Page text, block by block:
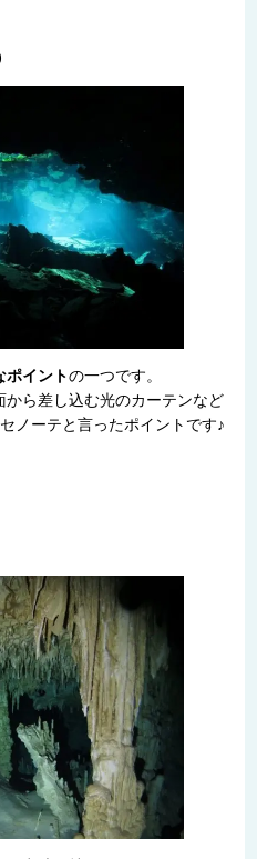
ポイントの一つです。
から差し込む光のカーテンなど
ノーテと言ったポイントです♪